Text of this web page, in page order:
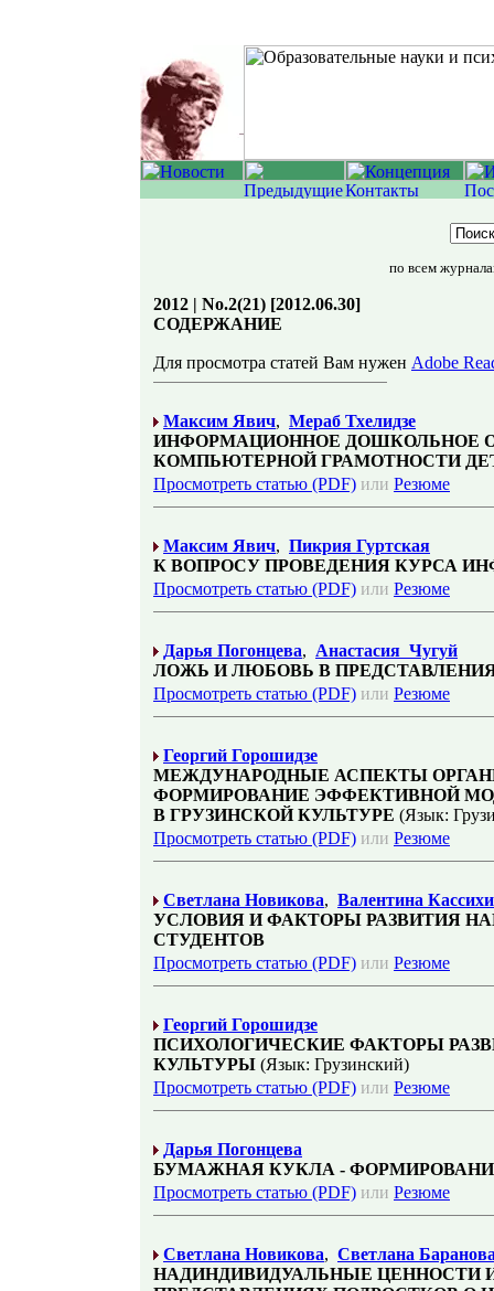
по всем
2012 | No.2(21) [2012.06.30]
СОДЕРЖАНИЕ
Для просмотра статей Вам нужен Adobe
Максим Явич, Мераб Тхелидзе
ИНФОРМАЦИОННОЕ ДОШКОЛЬНОЕ
КОМПЬЮТЕРНОЙ ГРАМОТНОСТИ
Просмотреть статью (PDF) или Резюме
Максим Явич, Пикрия Гуртская
К ВОПРОСУ ПРОВЕДЕНИЯ КУРСА
Просмотреть статью (PDF) или Резюме
Дарья Погонцева, Анастасия Чугуй
ЛОЖЬ И ЛЮБОВЬ В
Просмотреть статью (PDF) или Резюме
Георгий Горошидзе
МЕЖДУНАРОДНЫЕ АСПЕКТЫ
ФОРМИРОВАНИЕ ЭФФЕКТИВНОЙ
В ГРУЗИНСКОЙ КУЛЬТУРЕ (Язык:
Просмотреть статью (PDF) или Резюме
Светлана Новикова, Валентина
УСЛОВИЯ И ФАКТОРЫ РАЗВИТИЯ
СТУДЕНТОВ
Просмотреть статью (PDF) или Резюме
Георгий Горошидзе
ПСИХОЛОГИЧЕСКИЕ ФАКТОРЫ
КУЛЬТУРЫ (Язык: Грузинский)
Просмотреть статью (PDF) или Резюме
Дарья Погонцева
БУМАЖНАЯ КУКЛА -
Просмотреть статью (PDF) или Резюме
Светлана Новикова, Светлана
НАДИНДИВИДУАЛЬНЫЕ ЦЕННОСТИ